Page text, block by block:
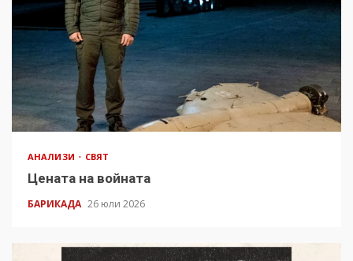
АНАЛИЗИ СВЯТ
Цената на войната
БАРИКАДА 26 юли 2026